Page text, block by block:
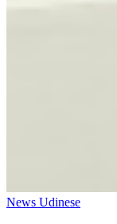
News Udinese